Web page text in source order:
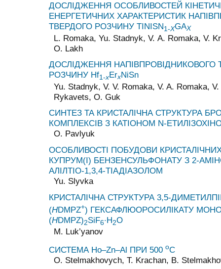
ДОСЛІДЖЕННЯ ОСОБЛИВОСТЕЙ
ЕНЕРГЕТИЧНИХ ХАРАКТЕРИСТИК
ТВЕРДОГО РОЗЧИНУ TINISN1-XGAX
L. Rоmаkа, Yu. Stadnyk, V. А. Rоmаkа, V.
О. Lakh
ДОСЛІДЖЕННЯ НАПІВПРОВІДНИКОВОГО
РОЗЧИНУ Hf1-xErxNiSn
Yu. Stadnyk, V. V. Romaka, V. A. Romaka,
Rykavets, O. Guk
СИНТЕЗ ТА КРИСТАЛІЧНА СТРУКТУРА
КОМПЛЕКСІВ З КАТІОНОМ N-
O. Pavlyuk
ОСОБЛИВОСТІ ПОБУДОВИ
КУПРУМ(І) БЕНЗЕНСУЛЬФОНАТУ З 2-
АЛІЛТІО-1,3,4-ТІАДІАЗОЛОМ
Yu. Slyvka
КРИСТАЛІЧНА СТРУКТУРА 3,5-
(HDMPZ+) ГЕКСАФЛЮОРОСИЛІКАТУ
(HDMPZ)2SiF6·H2O
М. Luk’yanov
СИСТЕМА Ho–Zn–Al ПРИ 500 oC
О. Stelmakhovych, T. Krachan, B.